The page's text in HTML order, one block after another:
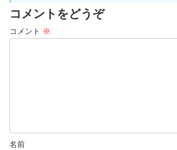
コメントをどうぞ
コメント ※
名前